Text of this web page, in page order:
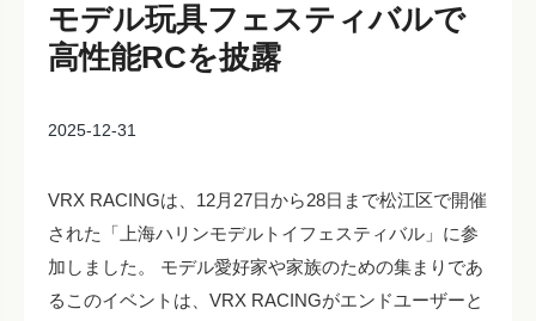
モデル玩具フェスティバルで
高性能RCを披露
2025-12-31
VRX RACINGは、12月27日から28日まで松江区で開催
された「上海ハリンモデルトイフェスティバル」に参
加しました。 モデル愛好家や家族のための集まりであ
るこのイベントは、VRX RACINGがエンドユーザーと